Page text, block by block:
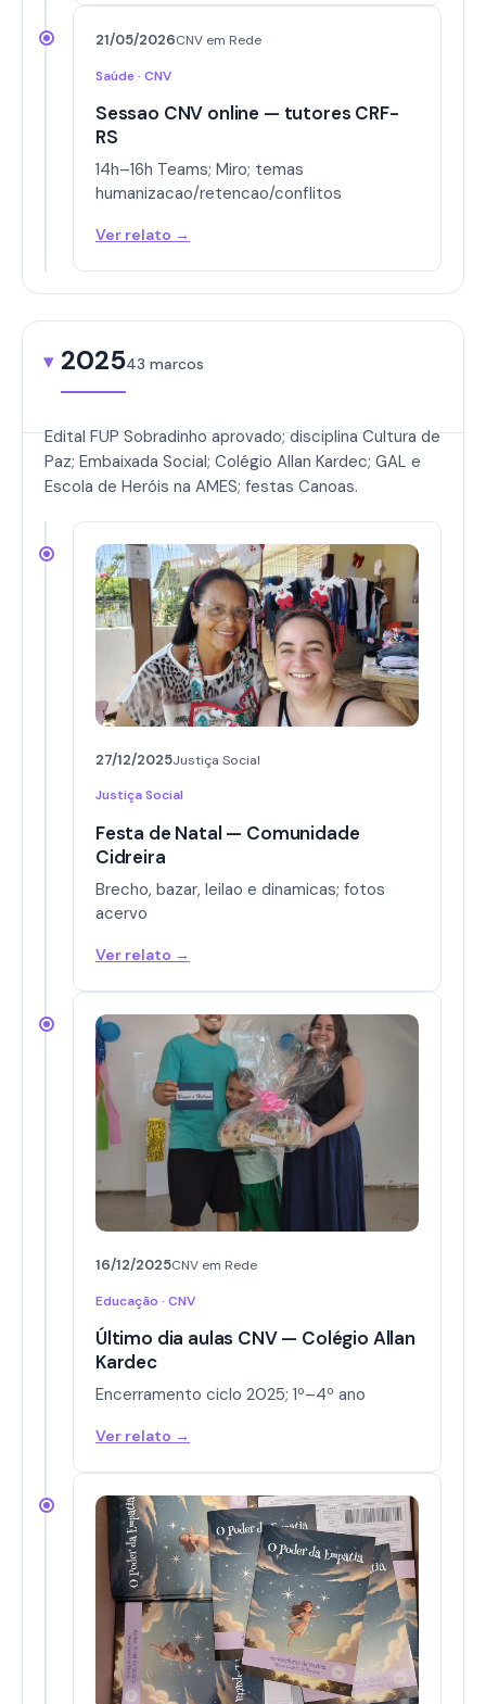
21/05/2026CNV em Rede
Saúde · CNV
Sessao CNV online — tutores CRF-
RS
14h–16h Teams; Miro; temas
humanizacao/retencao/conflitos
Ver relato →
202543 marcos
Edital FUP Sobradinho aprovado; disciplina Cultura de
Paz; Embaixada Social; Colégio Allan Kardec; GAL e
Escola de Heróis na AMES; festas Canoas.
27/12/2025Justiça Social
Justiça Social
Festa de Natal — Comunidade
Cidreira
Brecho, bazar, leilao e dinamicas; fotos
acervo
Ver relato →
16/12/2025CNV em Rede
Educação · CNV
Último dia aulas CNV — Colégio Allan
Kardec
Encerramento ciclo 2025; 1º–4º ano
Ver relato →